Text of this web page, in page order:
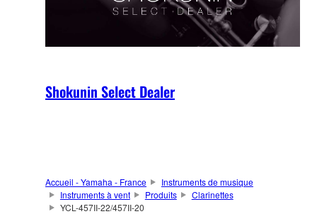
Shokunin Select Dealer
Accueil - Yamaha - France
Instruments de musique
Instruments à vent
Produits
Clarinettes
YCL-457II-22/457II-20